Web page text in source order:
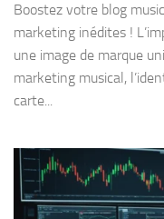
Boostez votre blog
marketing inédites !
une image de marque
marketing musical,
carte...